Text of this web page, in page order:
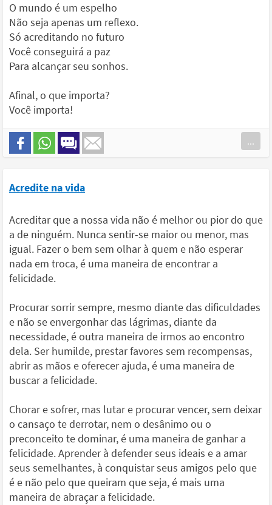
O mundo é um espelho
Não seja apenas um reflexo.
Só acreditando no futuro
Você conseguirá a paz
Para alcançar seu sonhos.
Afinal, o que importa?
Você importa!
...
Acredite na vida
Acreditar que a nossa vida não é melhor ou pior do que
a de ninguém. Nunca sentir-se maior ou menor, mas
igual. Fazer o bem sem olhar à quem e não esperar
nada em troca, é uma maneira de encontrar a
felicidade.
Procurar sorrir sempre, mesmo diante das dificuldades
e não se envergonhar das lágrimas, diante da
necessidade, é outra maneira de irmos ao encontro
dela. Ser humilde, prestar favores sem recompensas,
abrir as mãos e oferecer ajuda, é uma maneira de
buscar a felicidade.
Chorar e sofrer, mas lutar e procurar vencer, sem deixar
o cansaço te derrotar, nem o desânimo ou o
preconceito te dominar, é uma maneira de ganhar a
felicidade. Aprender à defender seus ideais e a amar
seus semelhantes, à conquistar seus amigos pelo que
é e não pelo que queiram que seja, é mais uma
maneira de abraçar a felicidade.